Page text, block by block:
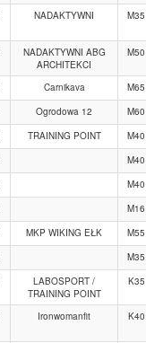
NADAKTYWNI M35
NADAKTYWNI ABG
ARCHITEKCI
M50
Carnikava
M65
Ogrodowa 12
M60
TRAINING POINT
M40
M40
M40
M16
MKP WIKING EŁK
M55
M35
LABOSPORT /
TRAINING POINT
K35
Ironwomanfit K40